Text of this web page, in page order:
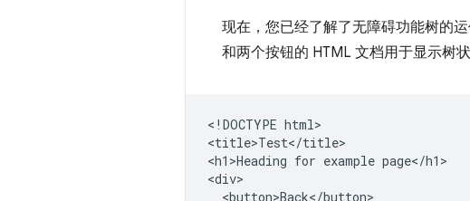
现在，您已经了解了无障碍功能树的
和两个按钮的 HTML 文档用于显示树状
<!DOCTYPE html>
<title>Test</title>
<h1>Heading for example page</h1>
<div>
  <button>Back</button>